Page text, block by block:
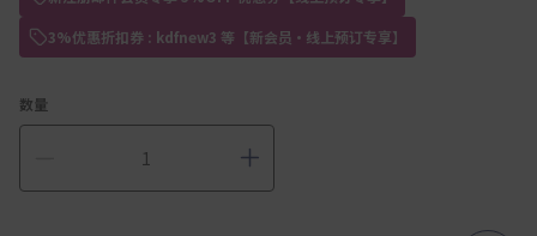
3%优惠折扣券 : kdfnew3 等【新会员・线上预订专享】
数量